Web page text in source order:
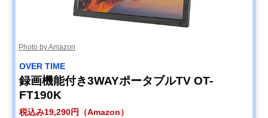
Photo by Amazon
OVER TIME
録画機能付き3WAYポータブルTV OT-
FT190K
税込み19,290円（Amazon）